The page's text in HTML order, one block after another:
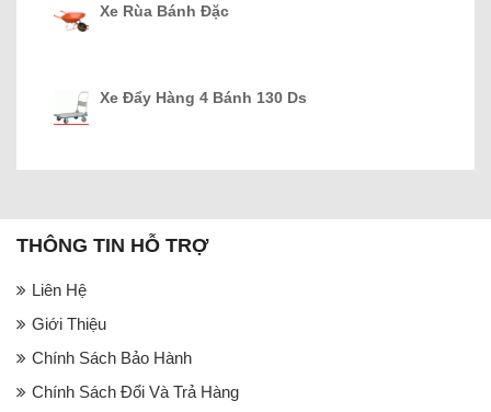
Xe Rùa Bánh Đặc
Xe Đẩy Hàng 4 Bánh 130 Ds
THÔNG TIN HỖ TRỢ
Liên Hệ
Giới Thiệu
Chính Sách Bảo Hành
Chính Sách Đổi Và Trả Hàng